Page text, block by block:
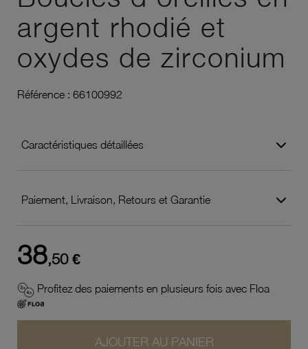
argent rhodié et
oxydes de zirconium
Référence : 66100992
Caractéristiques détaillées
Paiement, Livraison, Retours et Garantie
38,50 €
Profitez des paiements en plusieurs fois avec Floa
AJOUTER AU PANIER